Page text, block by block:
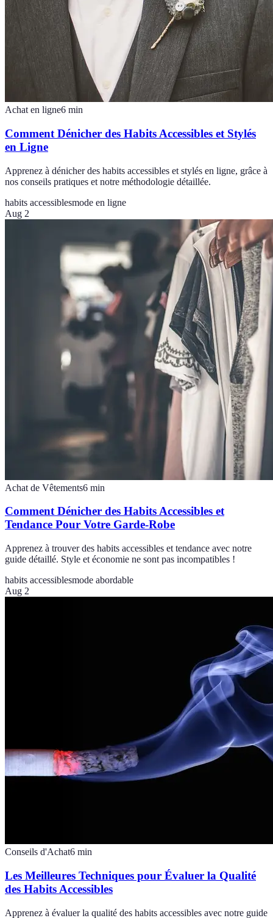
Achat en ligne6 min
Comment Dénicher des Habits Accessibles et Stylés
en Ligne
Apprenez à dénicher des habits accessibles et stylés en ligne, grâce à
nos conseils pratiques et notre méthodologie détaillée.
habits accessiblesmode en ligne
Aug 2
Achat de Vêtements6 min
Comment Dénicher des Habits Accessibles et
Tendance Pour Votre Garde-Robe
Apprenez à trouver des habits accessibles et tendance avec notre
guide détaillé. Style et économie ne sont pas incompatibles !
habits accessiblesmode abordable
Aug 2
Conseils d'Achat6 min
Les Meilleures Techniques pour Évaluer la Qualité
des Habits Accessibles
Apprenez à évaluer la qualité des habits accessibles avec notre guide